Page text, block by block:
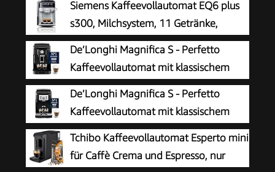
Siemens Kaffeevollautomat EQ6 plus
s300, Milchsystem, 11 Getränke,
automatische Reinigung des
Milchsystems, Keramikmahlwerk, großes
Touchdisplay, Silber, TE653501DE
De’Longhi Magnifica S - Perfetto
Kaffeevollautomat mit klassischem
Milchaufschäumer, Espresso- und
Cappuccino Kaffeemaschine, Bedienfeld mit
Tasten, Schwarz (ECAM11.112.B)
De’Longhi Magnifica S - Perfetto
Kaffeevollautomat mit klassischem
Milchaufschäumer, Espresso- und
Cappuccino Kaffeemaschine, Bedienfeld mit
Tasten, Schwarz (ECAM22.110.B)
Tchibo Kaffeevollautomat Esperto mini
für Caffè Crema und Espresso, nur